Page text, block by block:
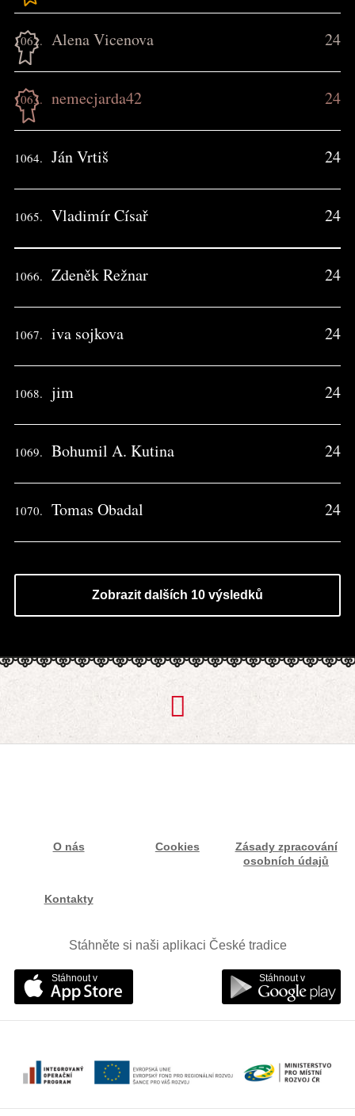
1062. Alena Vicenova 24
1063. nemecjarda42 24
1064. Ján Vrtiš 24
1065. Vladimír Císař 24
1066. Zdeněk Režnar 24
1067. iva sojkova 24
1068. jim 24
1069. Bohumil A. Kutina 24
1070. Tomas Obadal 24
Zobrazit dalších 10 výsledků
O nás Cookies
Zásady zpracování
osobních údajů
Kontakty
Stáhněte si naši aplikaci České tradice
Stáhnout v Stáhnout v